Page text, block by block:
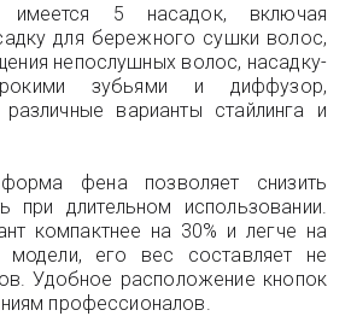
5 насадок, включая
для бережного сушки волос,
непослушных волос, насадку-
зубьями и диффузор,
варианты стайлинга и
фена позволяет снизить
при длительном использовании.
компактнее на 30% и легче на
модели, его вес составляет не
Удобное расположение кнопок
профессионалов.